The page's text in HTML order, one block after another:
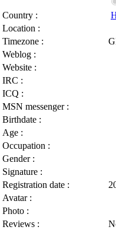
Country :
Location :
Timezone :
Weblog :
Website :
IRC :
ICQ :
MSN messenger :
Birthdate :
Age :
Occupation :
Gender :
Signature :
Registration date :
Avatar :
Photo :
Reviews :